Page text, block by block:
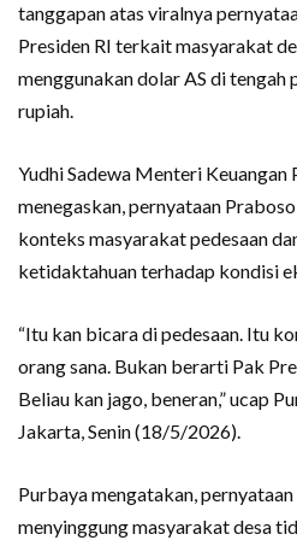
tanggapan atas viralnya
Presiden RI terkait masyarakat
menggunakan dolar AS di tengah
rupiah.
Yudhi Sadewa Menteri
menegaskan, pernyataan
konteks masyarakat pedesaan
ketidaktahuan terhadap kondisi
“Itu kan bicara di pedesaan. Itu
orang sana. Bukan berarti Pak
Beliau kan jago, beneran,” ucap
Jakarta, Senin (18/5/2026).
Purbaya mengatakan,
menyinggung masyarakat desa